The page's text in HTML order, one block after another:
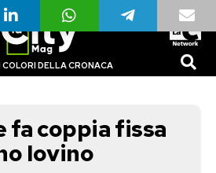
DELLA CRONACA
fa coppia fissa
Iovino